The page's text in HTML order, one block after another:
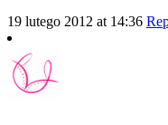
19 lutego 2012 at 14:36